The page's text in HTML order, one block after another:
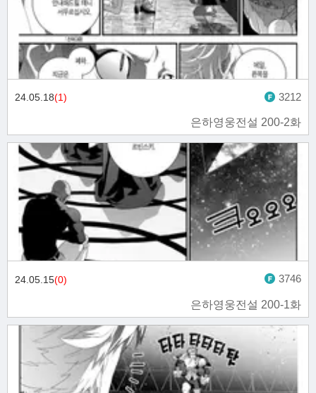
은하영웅전설 200-2화
24.05.18(1) 3212
은하영웅전설 200-1화
24.05.15(0) 3746